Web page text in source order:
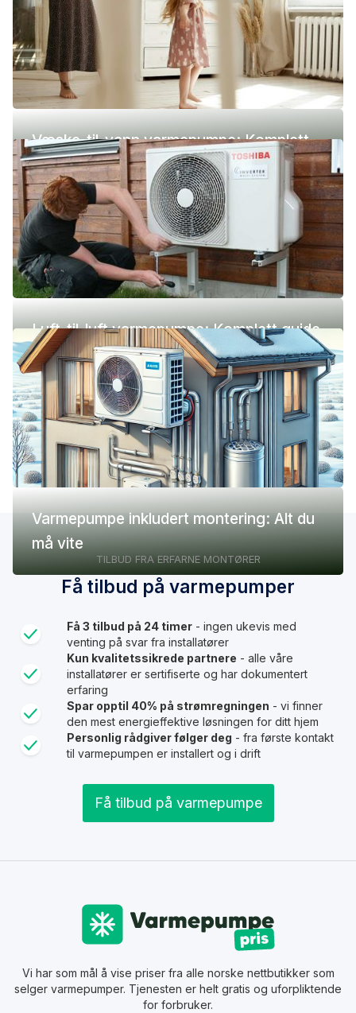
Væske-til-vann varmepumpe: Komplett
guide (pris, fordeler og ulemper)
Luft-til-luft varmepumpe: Komplett guide
(pris, fordeler og ulemper)
Varmepumpe inkludert montering: Alt du
må vite
TILBUD FRA ERFARNE MONTØRER
Få tilbud på varmepumper
Få 3 tilbud på 24 timer - ingen ukevis med
venting på svar fra installatører
Kun kvalitetssikrede partnere - alle våre
installatører er sertifiserte og har dokumentert
erfaring
Spar opptil 40% på strømregningen - vi finner
den mest energieffektive løsningen for ditt hjem
Personlig rådgiver følger deg - fra første kontakt
til varmepumpen er installert og i drift
Få tilbud på varmepumpe
Vi har som mål å vise priser fra alle norske nettbutikker som
selger varmepumper. Tjenesten er helt gratis og uforpliktende
for forbruker.